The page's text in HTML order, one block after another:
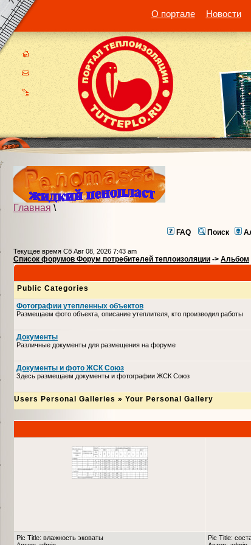
О портале Новости
Главная \
FAQ Поиск
Текущее время Сб Авг 08, 2026 7:43 am
Список форумов Форум потребителей теплоизоляции -> Альбом
Public Categories
Фотографии утепленных объектов
Размещаем фото объекта, описание утеплителя, кто производил работы
Документы
Различные документы для размещения на форуме
Документы и фото ЖСК Союз
Здесь размещаем документы и фотографии ЖСК Союз
Users Personal Galleries » Your Personal Gallery
Pic Title: влажность эковаты
Pic Title: